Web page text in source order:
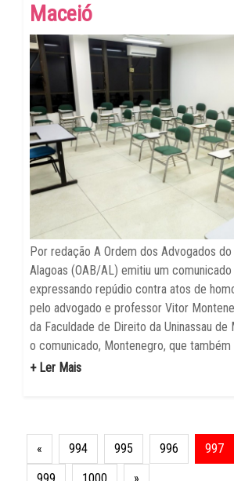
Maceió
Por redação A Ordem dos Advogados
Alagoas (OAB/AL) emitiu um
expressando repúdio contra atos de
pelo advogado e professor Vitor
da Faculdade de Direito da Uninassau de
o comunicado, Montenegro, que também
+ Ler Mais
« 994 995 996 997